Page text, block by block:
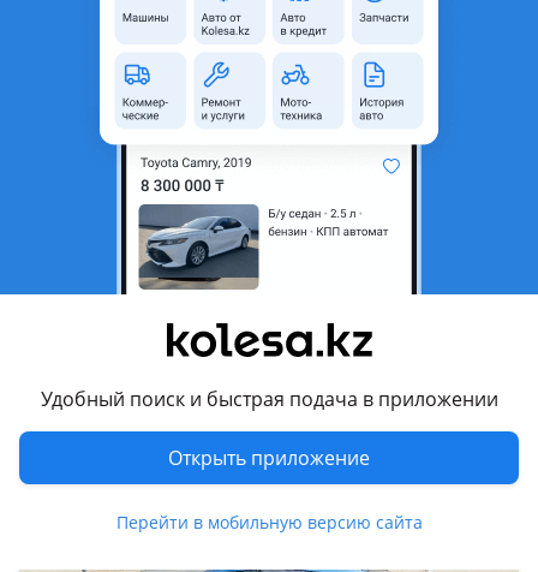
Удобный поиск и быстрая подача в приложении
Открыть приложение
Перейти в мобильную версию сайта
Объявление находится в архиве и может быть
Туркестан, Туркестанская
2005 - 2011 1 поколение
Хэтчбек
Объем двигателя, л
Пробег
Автомат
Руль
Слева
Растаможен в Казахстане
Отзывы владельцев 63 отзыва